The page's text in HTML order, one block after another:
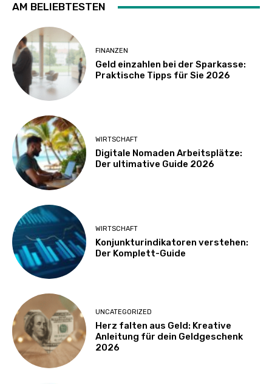
AM BELIEBTESTEN
FINANZEN
Geld einzahlen bei der Sparkasse:
Praktische Tipps für Sie 2026
WIRTSCHAFT
Digitale Nomaden Arbeitsplätze:
Der ultimative Guide 2026
WIRTSCHAFT
Konjunkturindikatoren verstehen:
Der Komplett-Guide
UNCATEGORIZED
Herz falten aus Geld: Kreative
Anleitung für dein Geldgeschenk
2026